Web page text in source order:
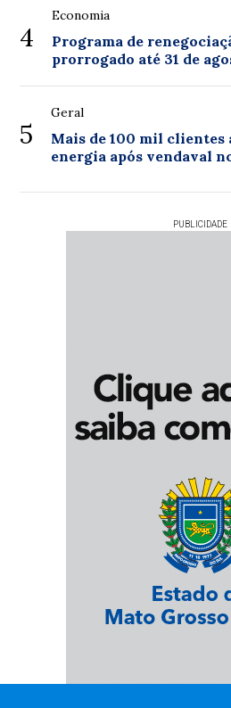
4
Economia
Programa de
prorrogado até 31 de
5
Geral
Mais de 100 mil clientes
energia após vendaval
PUBLICIDADE